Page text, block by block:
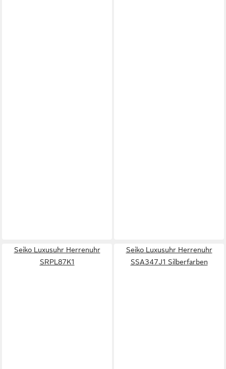
Seiko Luxusuhr Herrenuhr
SRPL87K1
Seiko Luxusuhr Herrenuhr
SSA347J1 Silberfarben